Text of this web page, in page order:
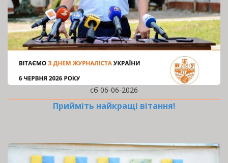
сб 06-06-2026
Прийміть найкращі вітання!